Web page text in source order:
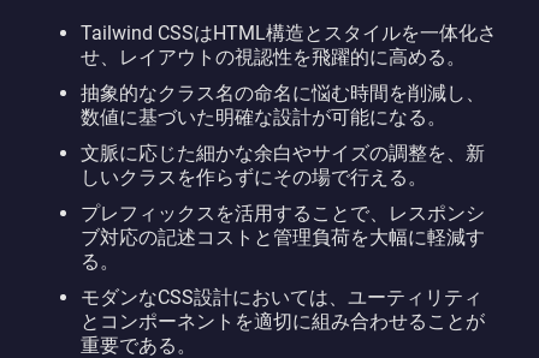
Tailwind CSSはHTML構造とスタイルを一体化さ
せ、レイアウトの視認性を飛躍的に高める。
抽象的なクラス名の命名に悩む時間を削減し、
数値に基づいた明確な設計が可能になる。
文脈に応じた細かな余白やサイズの調整を、新
しいクラスを作らずにその場で行える。
プレフィックスを活用することで、レスポンシ
ブ対応の記述コストと管理負荷を大幅に軽減す
る。
モダンなCSS設計においては、ユーティリティ
とコンポーネントを適切に組み合わせることが
重要である。